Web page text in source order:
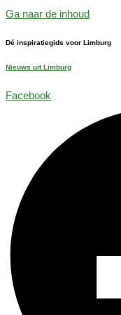
Ga naar de inhoud
Dé inspiratiegids voor Limburg
Nieuws uit Limburg
Facebook